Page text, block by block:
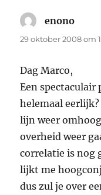
enono
29 oktober 2008 om
Dag Marco,
Een spectaculair
helemaal
lijn weer
overheid weer
correlatie is nog
lijkt me
dus zul je over